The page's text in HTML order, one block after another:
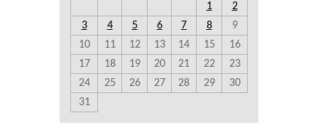
1
2
3
4 5 6 7 8
9
10
11 12 13 14 15
16
17
18 19 20 21 22
23
24
25 26 27 28 29
30
31